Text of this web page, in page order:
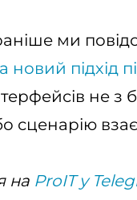
ми
новий підхід
не з
сценарію
на ProIT у